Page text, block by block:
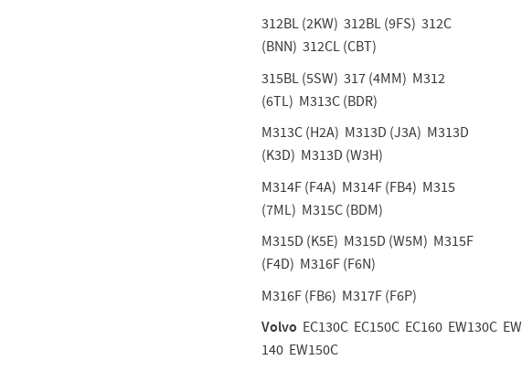
312BL (2KW) 312BL (9FS) 312C
(BNN) 312CL (CBT)
315BL (5SW) 317 (4MM) M312
(6TL) M313C (BDR)
M313C (H2A) M313D (J3A) M313D
(K3D) M313D (W3H)
M314F (F4A) M314F (FB4) M315
(7ML) M315C (BDM)
M315D (K5E) M315D (W5M) M315F
(F4D) M316F (F6N)
M316F (FB6) M317F (F6P)
Volvo EC130C EC150C EC160 EW130C EW
140 EW150C